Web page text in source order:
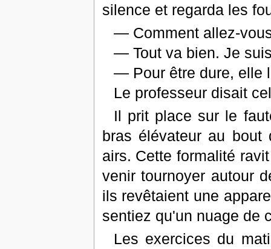
silence et regarda les
— Comment allez-
— Tout va bien. Je
— Pour être dure, elle
Le professeur disait
Il prit place sur le
bras élévateur au
airs. Cette formalité
venir tournoyer autour
ils revêtaient une
sentiez qu'un nuage de
Les exercices du